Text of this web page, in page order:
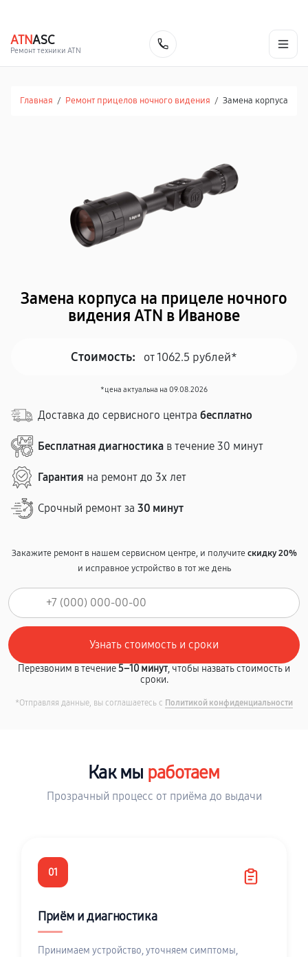
ATNASC
Ремонт техники ATN
Главная / Ремонт прицелов ночного видения / Замена корпуса
Замена корпуса на прицеле ночного
видения ATN в Иванове
Стоимость: от 1062.5 рублей*
*цена актуальна на 09.08.2026
Доставка до сервисного центра бесплатно
Бесплатная диагностика в течение 30 минут
Гарантия на ремонт до 3х лет
Срочный ремонт за 30 минут
Закажите ремонт в нашем сервисном центре, и получитескидку 20%
и исправное устройство в тот же день
Перезвоним в течение5–10 минут, чтобы назвать стоимость и
сроки.
*Отправляя данные, вы соглашаетесь с Политикой конфиденциальности
Как мы работаем
Прозрачный процесс от приёма до выдачи
01
Приём и диагностика
Принимаем устройство, уточняем симптомы,